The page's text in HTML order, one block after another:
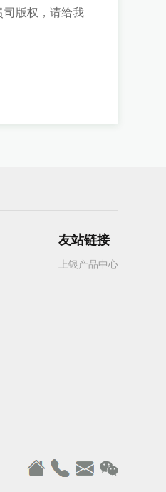
司版权，请给我
友站链接
上银产品中心